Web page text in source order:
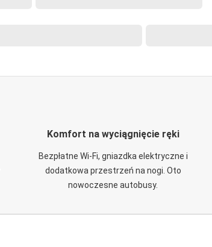
Komfort na wyciągnięcie ręki
Bezpłatne Wi-Fi, gniazdka elektryczne i
dodatkowa przestrzeń na nogi. Oto
nowoczesne autobusy.